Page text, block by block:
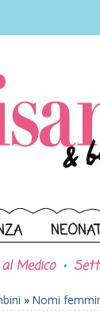
Medico
» Nomi